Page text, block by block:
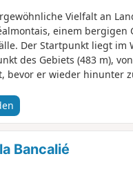
Vielfalt an
einem bergigen
Der Startpunkt liegt im
des Gebiets (483 m),
bevor er wieder hinunter
Bancalié